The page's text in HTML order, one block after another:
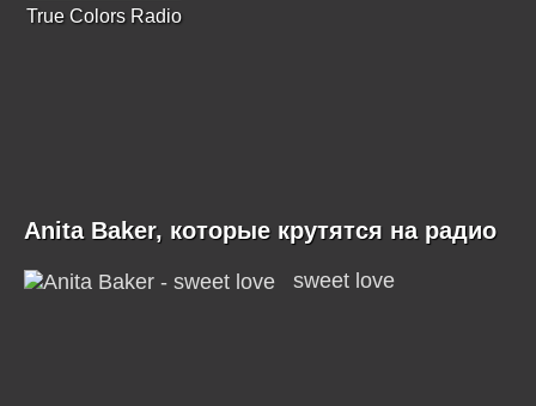
True Colors Radio
Anita Baker, которые крутятся на радио
sweet love